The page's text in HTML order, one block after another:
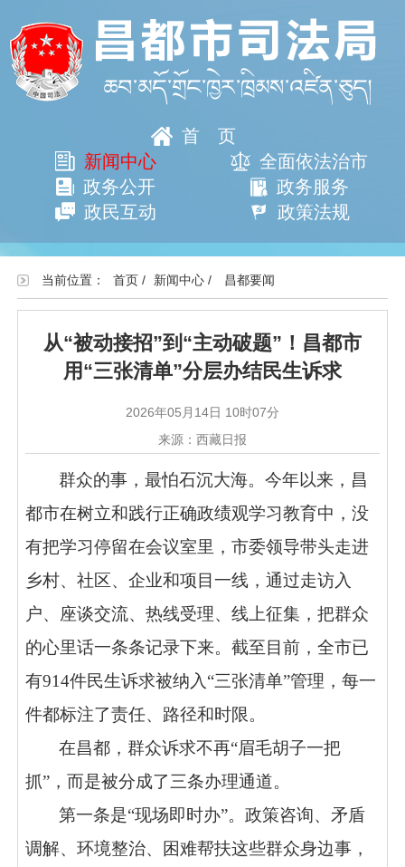
首页
新闻中心
全面依法治市
政务公开
政务服务
政民互动
政策法规
当前位置： 首页/ 新闻中心/ 昌都要闻
从“被动接招”到“主动破题”！昌都市
用“三张清单”分层办结民生诉求
2026年05月14日 10时07分
来源：西藏日报
群众的事，最怕石沉大海。今年以来，昌
都市在树立和践行正确政绩观学习教育中，没
有把学习停留在会议室里，市委领导带头走进
乡村、社区、企业和项目一线，通过走访入
户、座谈交流、热线受理、线上征集，把群众
的心里话一条条记录下来。截至目前，全市已
有914件民生诉求被纳入“三张清单”管理，每一
件都标注了责任、路径和时限。
在昌都，群众诉求不再“眉毛胡子一把
抓”，而是被分成了三条办理通道。
第一条是“现场即时办”。政策咨询、矛盾
调解、环境整治、困难帮扶这些群众身边事，